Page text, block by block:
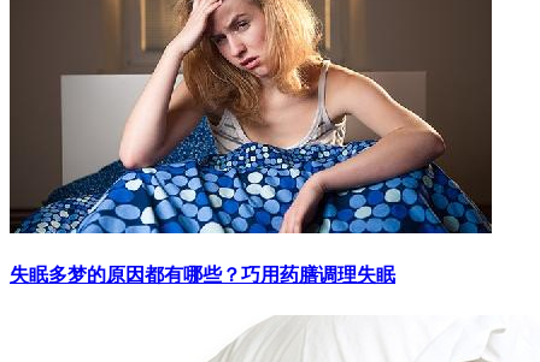
失眠多梦的原因都有哪些？巧用药膳调理失眠